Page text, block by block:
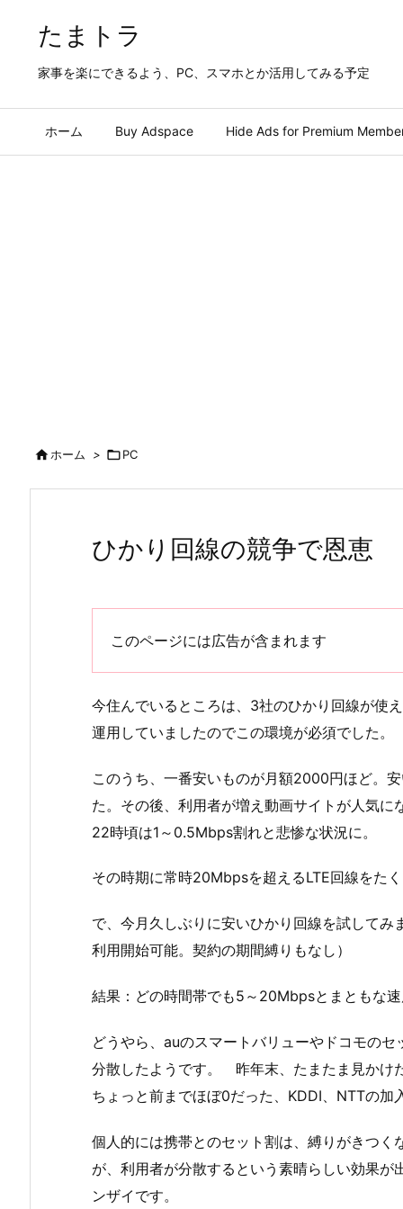
たまトラ
家事を楽にできるよう、PC、スマホとか活用してみる予定
ホーム Buy Adspace Hide Ads for Premium
ホーム > PC
ひかり回線の競争で恩恵
このページには広告が含まれます
今住んでいるところは、3社のひかり回線が使
運用していましたのでこの環境が必須でした。
このうち、一番安いものが月額2000円ほど。
た。その後、利用者が増え動画サイトが人気
22時頃は1～0.5Mbps割れと悲惨な状況に。
その時期に常時20Mbpsを超えるLTE回線をた
で、今月久しぶりに安いひかり回線を試して
利用開始可能。契約の期間縛りもなし）
結果：どの時間帯でも5～20Mbpsとまともな
どうやら、auのスマートバリューやドコモの
分散したようです。 昨年末、たまたま見かけ
ちょっと前までほぼ0だった、KDDI、NTTの加
個人的には携帯とのセット割は、縛りがきつ
が、利用者が分散するという素晴らしい効果
ンザイです。